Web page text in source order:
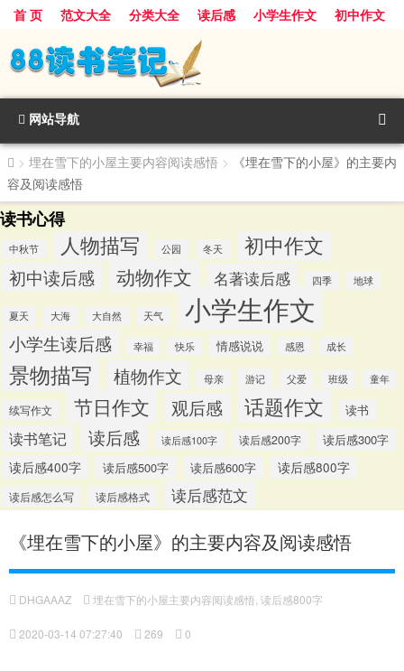
首 页 范文大全 分类大全 读后感 小学生作文
初中作文
景物描写
话题作文 人物描写
节日作文
网站导航
> 埋在雪下的小屋主要内容阅读感悟 >
《埋在雪下的小屋》的主要内
容及阅读感悟
读书心得
中秋节 人物描写 公园 冬天 初中作文
初中读后感 动物作文 名著读后感 四季 地球
夏天 大海 大自然 天气 小学生作文
小学生读后感 幸福 快乐 情感说说 感恩 成长
景物描写 植物作文 母亲 游记 父爱 班级 童年
续写作文 节日作文 观后感 话题作文 读书
读书笔记 读后感 读后感100字 读后感200字 读后感300字
读后感400字 读后感500字 读后感600字 读后感800字
读后感怎么写 读后感格式 读后感范文
《埋在雪下的小屋》的主要内容及阅读感悟
DHGAAAZ 埋在雪下的小屋主要内容阅读感悟 读后感800字
2020-03-14 07:27:40 269 0